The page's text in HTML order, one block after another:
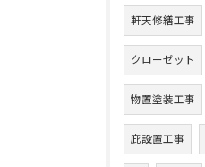
軒天修繕工事
クローゼット
物置塗装工事
庇設置工事